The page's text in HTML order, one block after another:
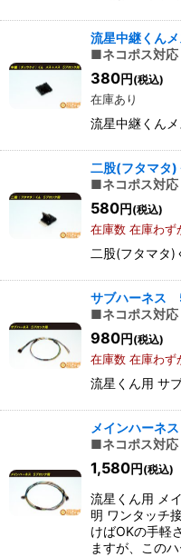
流星中継くん
■ネコポス対応
380円 (税込)
在庫あり
流星中継くん
二股(フタマタ
■ネコポス対応
580円 (税込)
在庫数 在庫わず
二股(フタマタ
サブハーネス
■ネコポス対応
980円 (税込)
在庫数 在庫わず
流星くん用 サ
メインハーネ
■ネコポス対応
1,580円 (税込)
流星くん用 メ
明 ワンタッチ
けばOKの手軽
ますが、この